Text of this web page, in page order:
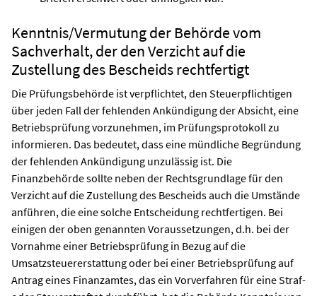
Kenntnis/Vermutung der Behörde vom
Sachverhalt, der den Verzicht auf die
Zustellung des Bescheids rechtfertigt
Die Prüfungsbehörde ist verpflichtet, den Steuerpflichtigen
über jeden Fall der fehlenden Ankündigung der Absicht, eine
Betriebsprüfung vorzunehmen, im Prüfungsprotokoll zu
informieren. Das bedeutet, dass eine mündliche Begründung
der fehlenden Ankündigung unzulässig ist. Die
Finanzbehörde sollte neben der Rechtsgrundlage für den
Verzicht auf die Zustellung des Bescheids auch die Umstände
anführen, die eine solche Entscheidung rechtfertigen. Bei
einigen der oben genannten Voraussetzungen, d.h. bei der
Vornahme einer Betriebsprüfung in Bezug auf die
Umsatzsteuererstattung oder bei einer Betriebsprüfung auf
Antrag eines Finanzamtes, das ein Vorverfahren für eine Straf-